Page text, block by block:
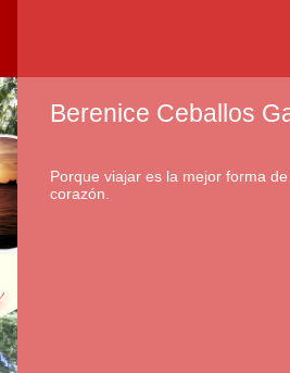
Berenice Ceballos
Porque viajar es la mejor forma
corazón.